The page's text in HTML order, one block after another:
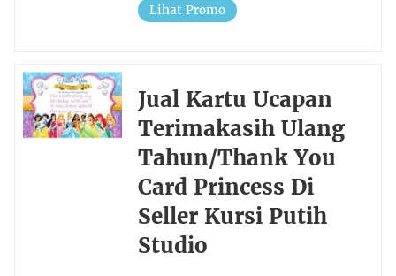
Lihat Promo
Jual Kartu Ucapan
Terimakasih Ulang
Tahun/Thank You
Card Princess Di
Seller Kursi Putih
Studio